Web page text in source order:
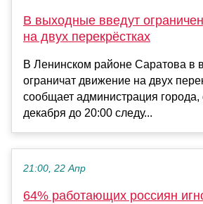
В выходные введут
на двух перекрёстках
В Ленинском районе Саратова в
ограничат движение на двух
сообщает администрация города,
декабря до 20:00 следу...
21:00, 22 Апр
64% работающих россиян